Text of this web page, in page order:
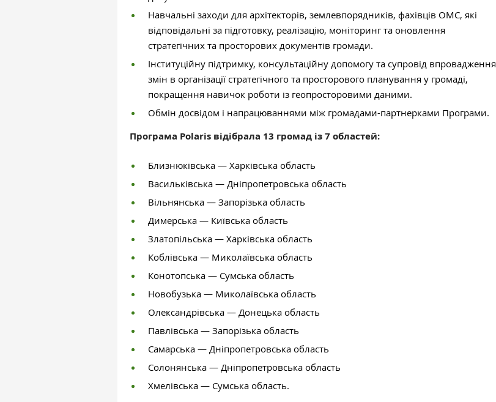
Навчальні заходи для архітекторів, землевпорядників, фахівців ОМС, які
відповідальні за підготовку, реалізацію, моніторинг та оновлення
стратегічних та просторових документів громади.
Інституційну підтримку, консультаційну допомогу та супровід впровадження
змін в організації стратегічного та просторового планування у громаді,
покращення навичок роботи із геопросторовими даними.
Обмін досвідом і напрацюваннями між громадами-партнерками Програми.
Програма Polaris відібрала 13 громад із 7 областей:
Близнюківська — Харківська область
Васильківська — Дніпропетровська область
Вільнянська — Запорізька область
Димерська — Київська область
Златопільська — Харківська область
Коблівська — Миколаївська область
Конотопська — Сумська область
Новобузька — Миколаївська область
Олександрівська — Донецька область
Павлівська — Запорізька область
Самарська — Дніпропетровська область
Солонянська — Дніпропетровська область
Хмелівська — Сумська область.